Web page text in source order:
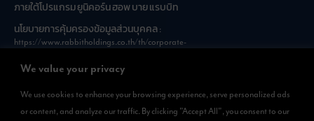
We value your privacy
We use cookies to enhance your browsing experience, serve personalized ads
or content, and analyze our traffic. By clicking "Accept All", you consent to our
ภายใต้โปรแกรม ยูนิคอร์น ฮอพ บาย แรบบิท
นโยบายการคุ้มครองข้อมูลส่วนบุคคล :
https://www.rabbitholdings.co.th/th/corporate-
ดาวน์โหลดแอพได้แล้วที่